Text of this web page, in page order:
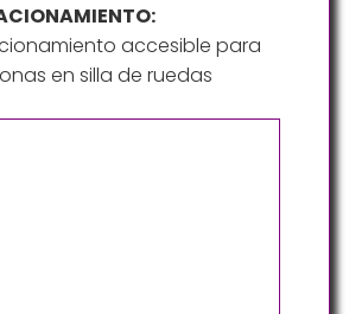
accesible para
en silla de ruedas